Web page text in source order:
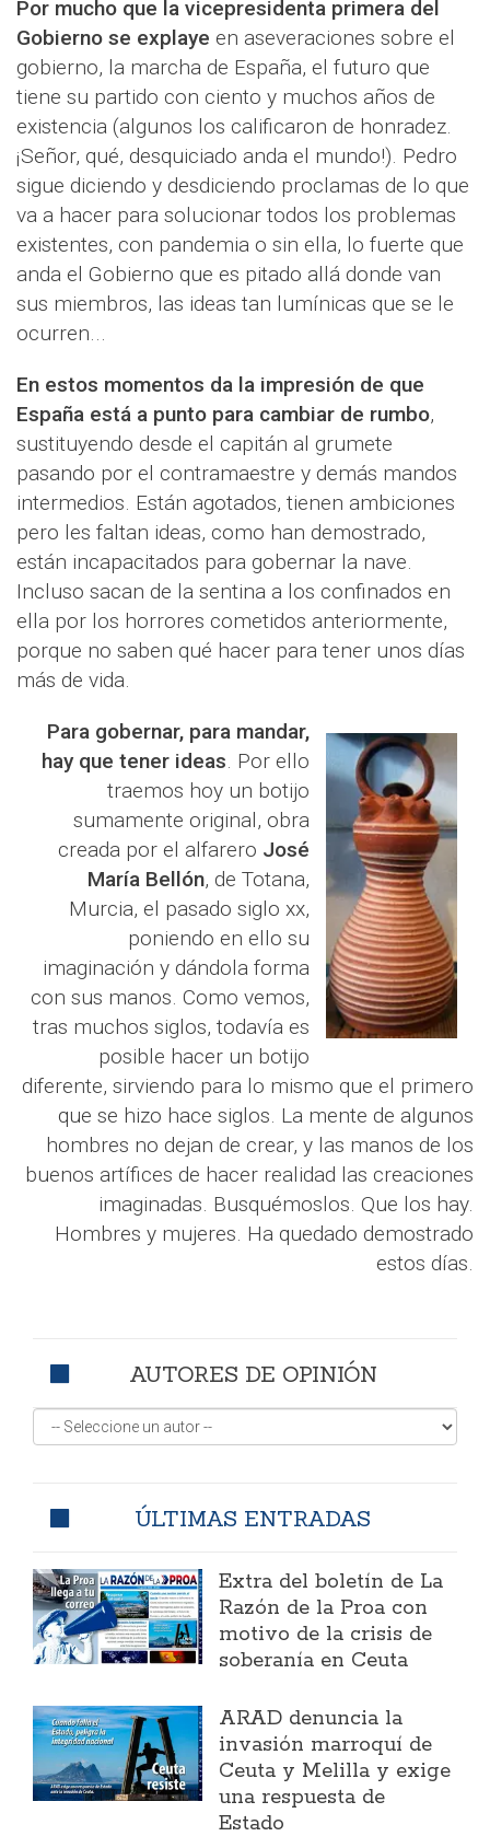
Por mucho que la vicepresidenta primera del
Gobierno se explaye en aseveraciones sobre el
gobierno, la marcha de España, el futuro que
tiene su partido con ciento y muchos años de
existencia (algunos los calificaron de honradez.
¡Señor, qué, desquiciado anda el mundo!). Pedro
sigue diciendo y desdiciendo proclamas de lo que
va a hacer para solucionar todos los problemas
existentes, con pandemia o sin ella, lo fuerte que
anda el Gobierno que es pitado allá donde van
sus miembros, las ideas tan lumínicas que se le
ocurren...
En estos momentos da la impresión de que
España está a punto para cambiar de rumbo,
sustituyendo desde el capitán al grumete
pasando por el contramaestre y demás mandos
intermedios. Están agotados, tienen ambiciones
pero les faltan ideas, como han demostrado,
están incapacitados para gobernar la nave.
Incluso sacan de la sentina a los confinados en
ella por los horrores cometidos anteriormente,
porque no saben qué hacer para tener unos días
más de vida.
Para gobernar, para mandar,
hay que tener ideas. Por ello
traemos hoy un botijo
sumamente original, obra
creada por el alfarero José
María Bellón, de Totana,
Murcia, el pasado siglo xx,
poniendo en ello su
imaginación y dándola forma
con sus manos. Como vemos,
tras muchos siglos, todavía es
posible hacer un botijo
diferente, sirviendo para lo mismo que el primero
que se hizo hace siglos. La mente de algunos
hombres no dejan de crear, y las manos de los
buenos artífices de hacer realidad las creaciones
imaginadas. Busquémoslos. Que los hay.
Hombres y mujeres. Ha quedado demostrado
estos días.
AUTORES DE OPINIÓN
ÚLTIMAS ENTRADAS
Extra del boletín de La
Razón de la Proa con
motivo de la crisis de
soberanía en Ceuta
ARAD denuncia la
invasión marroquí de
Ceuta y Melilla y exige
una respuesta de
Estado